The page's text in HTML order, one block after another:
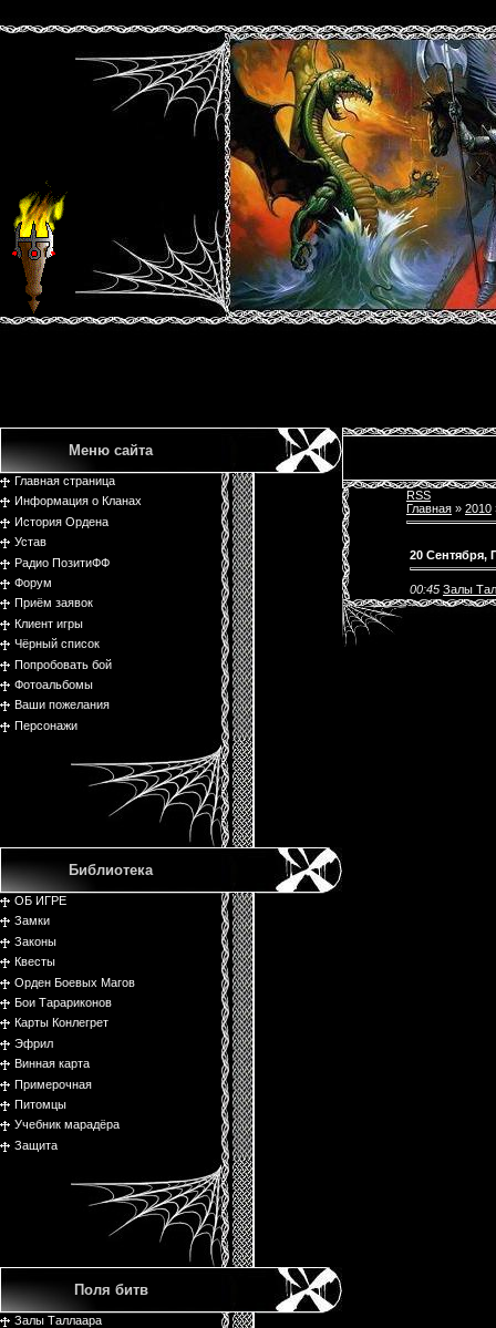
Меню сайта
Главная страница
Информация о Кланах
История Ордена
Устав
Радио ПозитиФФ
Форум
Приём заявок
Клиент игры
Чёрный список
Попробовать бой
Фотоальбомы
Ваши пожелания
Персонажи
Библиотека
ОБ ИГРЕ
Замки
Законы
Квесты
Орден Боевых Магов
Бои Тарариконов
Карты Конлегрет
Эфрил
Винная карта
Примерочная
Питомцы
Учебник марадёра
Защита
Поля битв
Залы Таллаара
RSS
Главная » 2010
20 Сентября,
00:45 Залы